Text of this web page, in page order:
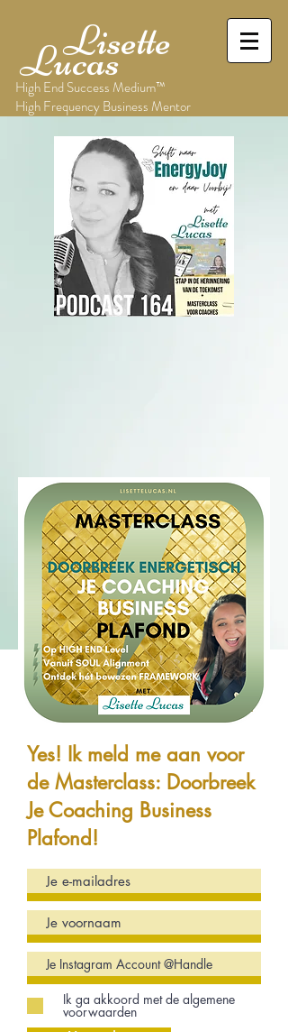
Lisette
Lucas
High End Success Medium™
High Frequency Business Mentor
Yes! Ik meld me aan voor
de Masterclass: Doorbreek
Je Coaching Business
Plafond!
Ik ga akkoord met de algemene
voorwaarden